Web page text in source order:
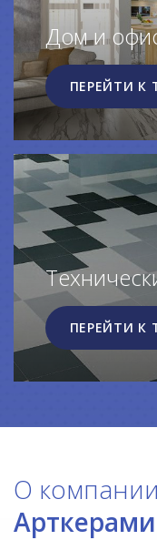
Дом и
ПЕРЕЙТИ К
ПЕРЕЙТИ К
О компании